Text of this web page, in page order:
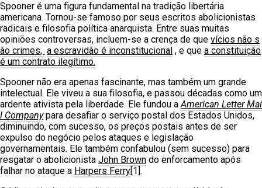
Spooner é uma figura fundamental na tradição libertária
americana. Tornou-se famoso por seus escritos abolicionistas
radicais e filosofia política anarquista. Entre suas muitas
opiniões controversas, incluem-se a crença de que vícios não s
ão crimes, a escravidão é inconstitucional , e que a constituição
é um contrato ilegítimo.
Spooner não era apenas fascinante, mas também um grande
intelectual. Ele viveu a sua filosofia, e passou décadas como um
ardente ativista pela liberdade. Ele fundou aAmerican Letter Mai
l Companypara desafiar o serviço postal dos Estados Unidos,
diminuindo, com sucesso, os preços postais antes de ser
expulso do negócio pelos ataques e legislação
governamentais. Ele também confabulou (sem sucesso) para
resgatar o abolicionista John Brown do enforcamento após
falhar no ataque a Harpers Ferry[1].